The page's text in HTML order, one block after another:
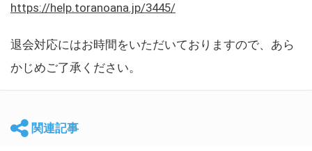
https://help.toranoana.jp/3445/
退会対応にはお時間をいただいておりますので、あら
かじめご了承ください。
関連記事